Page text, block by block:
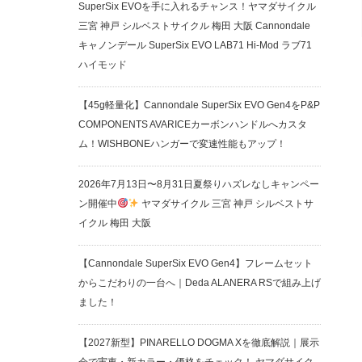
SuperSix EVOを手に入れるチャンス！ヤマダサイクル
三宮 神戸 シルベストサイクル 梅田 大阪 Cannondale
キャノンデール SuperSix EVO LAB71 Hi-Mod ラブ71
ハイモッド
【45g軽量化】Cannondale SuperSix EVO Gen4をP&P
COMPONENTS AVARICEカーボンハンドルへカスタ
ム！WISHBONEハンガーで変速性能もアップ！
2026年7月13日〜8月31日夏祭りハズレなしキャンペー
ン開催中
ヤマダサイクル 三宮 神戸 シルベストサ
イクル 梅田 大阪
【Cannondale SuperSix EVO Gen4】フレームセット
からこだわりの一台へ｜Deda ALANERA RSで組み上げ
ました！
【2027新型】PINARELLO DOGMA Xを徹底解説｜展示